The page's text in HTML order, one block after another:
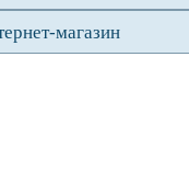
магазин